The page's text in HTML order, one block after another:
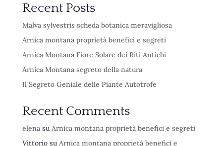
Recent Posts
Malva sylvestris scheda botanica meravigliosa
Arnica montana proprietà benefici e segreti
Arnica Montana Fiore Solare dei Riti Antichi
Arnica Montana segreto della natura
Il Segreto Geniale delle Piante Autotrofe
Recent Comments
elenasu Arnica montana proprietà benefici e segreti
Vittoriosu Arnica montana proprietà benefici e